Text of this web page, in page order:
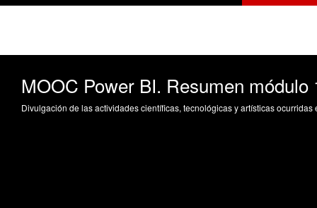
MOOC Power BI. Resumen módulo
Divulgación de las actividades científicas, tecnológicas y artísticas ocurridas